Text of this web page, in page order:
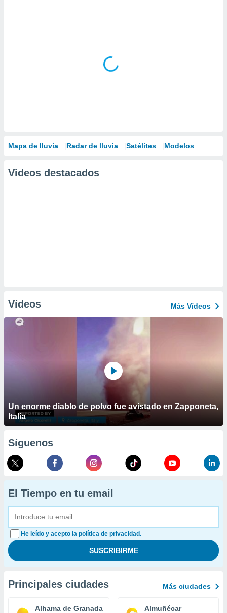
Mapa de lluvia Radar de lluvia Satélites Modelos
Videos destacados
Vídeos Más Vídeos
Un enorme diablo de polvo fue avistado en Zapponeta,
Italia
Síguenos
El Tiempo en tu email
He leído y acepto la política de privacidad.
Principales ciudades Más ciudades
Alhama de Granada Almuñécar